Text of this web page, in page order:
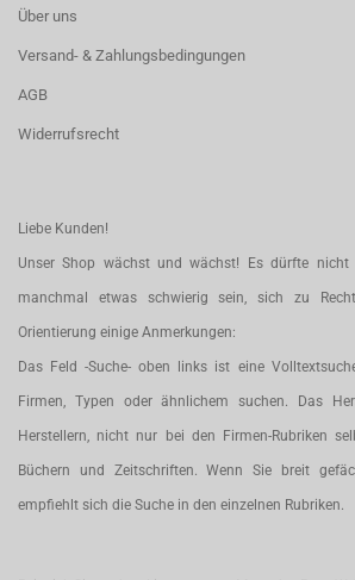
Über uns
Versand- & Zahlungsbedingungen
AGB
Widerrufsrecht
Liebe Kunden!
Unser Shop wächst und wächst! Es dürfte
manchmal etwas schwierig sein, sich zu
Orientierung einige Anmerkungen:
Das Feld -Suche- oben links ist eine
Firmen, Typen oder ähnlichem suchen. Das
Herstellern, nicht nur bei den Firmen-Rubriken
Büchern und Zeitschriften. Wenn Sie breit
empfiehlt sich die Suche in den einzelnen Rubriken.